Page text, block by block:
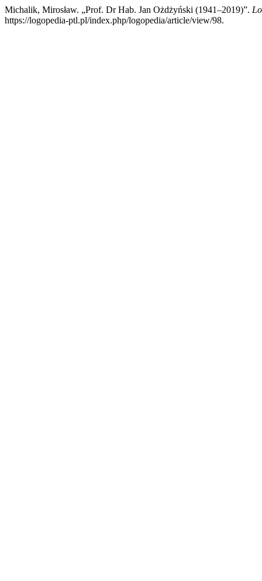
Michalik, Mirosław. „Prof. Dr Hab. Jan Ożdżyński (1941–2019)”.
https://logopedia-ptl.pl/index.php/logopedia/article/view/98.